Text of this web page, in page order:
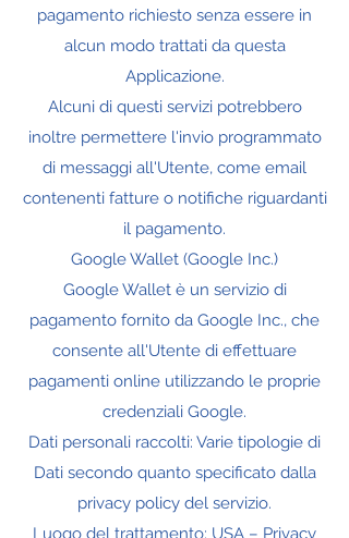
pagamento richiesto senza essere in
alcun modo trattati da questa
Applicazione.
Alcuni di questi servizi potrebbero
inoltre permettere l'invio programmato
di messaggi all'Utente, come email
contenenti fatture o notifiche riguardanti
il pagamento.
Google Wallet (Google Inc.)
Google Wallet è un servizio di
pagamento fornito da Google Inc., che
consente all'Utente di effettuare
pagamenti online utilizzando le proprie
credenziali Google.
Dati personali raccolti: Varie tipologie di
Dati secondo quanto specificato dalla
privacy policy del servizio.
Luogo del trattamento: USA – Privacy